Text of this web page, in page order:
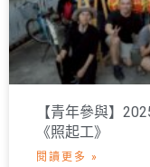
【青年參與】
《照起工》
閱讀更多 »